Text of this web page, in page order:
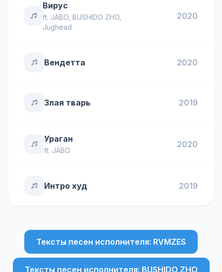
Вирус
ft. JABO ,BUSHIDO ZHO
Jughead
2020
Вендетта 2020
Злая тварь 2019
Ураган
ft. JABO
2020
Интро худ 2019
Тексты песен исполнителя: RVMZES
Тексты песен исполнителя: BUSHIDO ZHO